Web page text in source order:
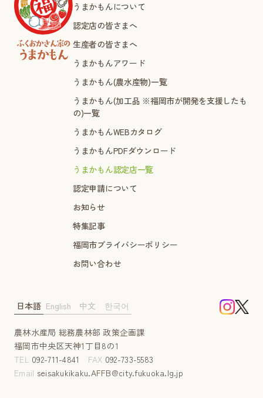
うまかもんについて
認定店の皆さまへ
生産者の皆さまへ
うまかもんアワード
うまかもん(農水産物)一覧
うまかもん(加工品 ※福岡市が開発を支援したも
の)一覧
うまかもんWEBカタログ
うまかもんPDFダウンロード
うまかもん認定店一覧
認定申請について
お知らせ
特集記事
福岡市プライバシーポリシー
お問い合わせ
農林水産局 総務農林部 政策企画課
福岡市中央区天神1丁目8の1
TEL 092-711-4841 FAX 092-733-5583
Email seisakukikaku.AFFB@city.fukuoka.lg.jp
日本語 English 中文 한국어